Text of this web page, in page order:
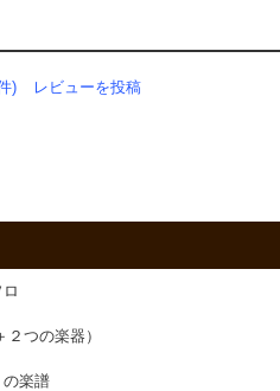
) レビューを投稿
つの楽器）
の楽譜